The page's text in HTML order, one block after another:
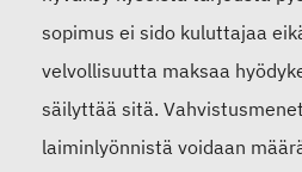
sopimus ei sido kuluttajaa
velvollisuutta maksaa
säilyttää sitä.
laiminlyönnistä voidaan